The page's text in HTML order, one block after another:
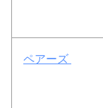
ペアーズ